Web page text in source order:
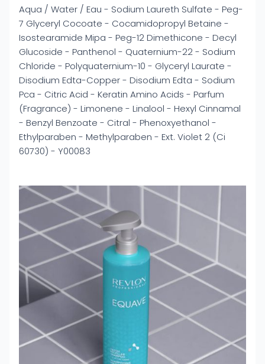
Aqua / Water / Eau - Sodium Laureth Sulfate - Peg-
7 Glyceryl Cocoate - Cocamidopropyl Betaine -
Isostearamide Mipa - Peg-12 Dimethicone - Decyl
Glucoside - Panthenol - Quaternium-22 - Sodium
Chloride - Polyquaternium-10 - Glyceryl Laurate -
Disodium Edta-Copper - Disodium Edta - Sodium
Pca - Citric Acid - Keratin Amino Acids - Parfum
(Fragrance) - Limonene - Linalool - Hexyl Cinnamal
- Benzyl Benzoate - Citral - Phenoxyethanol -
Ethylparaben - Methylparaben - Ext. Violet 2 (Ci
60730) - Y00083